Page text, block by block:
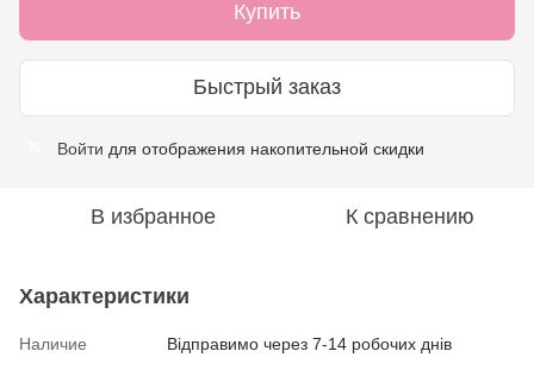
Купить
Быстрый заказ
Войти для отображения накопительной скидки
В избранное К сравнению
Характеристики
Наличие Відправимо через 7-14 робочих днів